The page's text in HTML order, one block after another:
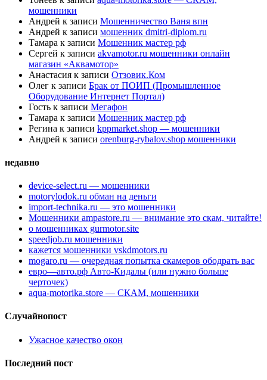
мошенники
Андрей к записи Мошенничество Ваня впн
Андрей к записи мошенник dmitri-diplom.ru
Тамара к записи Мошенник мастер рф
Сергей к записи akvamotor.ru мошенники онлайн
магазин «Аквамотор»
Анастасия к записи Отзовик.Ком
Олег к записи Брак от ПОИП (Промышленное
Оборудование Интернет Портал)
Гость к записи Мегафон
Тамара к записи Мошенник мастер рф
Регина к записи kppmarket.shop — мошенники
Андрей к записи orenburg-rybalov.shop мошенники
недавно
device-select.ru — мошенники
motorylodok.ru обман на деньги
import-technika.ru — это мошенники
Мошенники ampastore.ru — внимание это скам, читайте!
о мошенниках gurmotor.site
speedjob.ru мошенники
кажется мошенники vskdmotors.ru
mogaro.ru — очередная попытка скамеров ободрать вас
евро—авто.рф Авто-Кидалы (или нужно больше
черточек)
aqua-motorika.store — СКАМ, мошенники
Случайнопост
Ужасное качество окон
Последний пост